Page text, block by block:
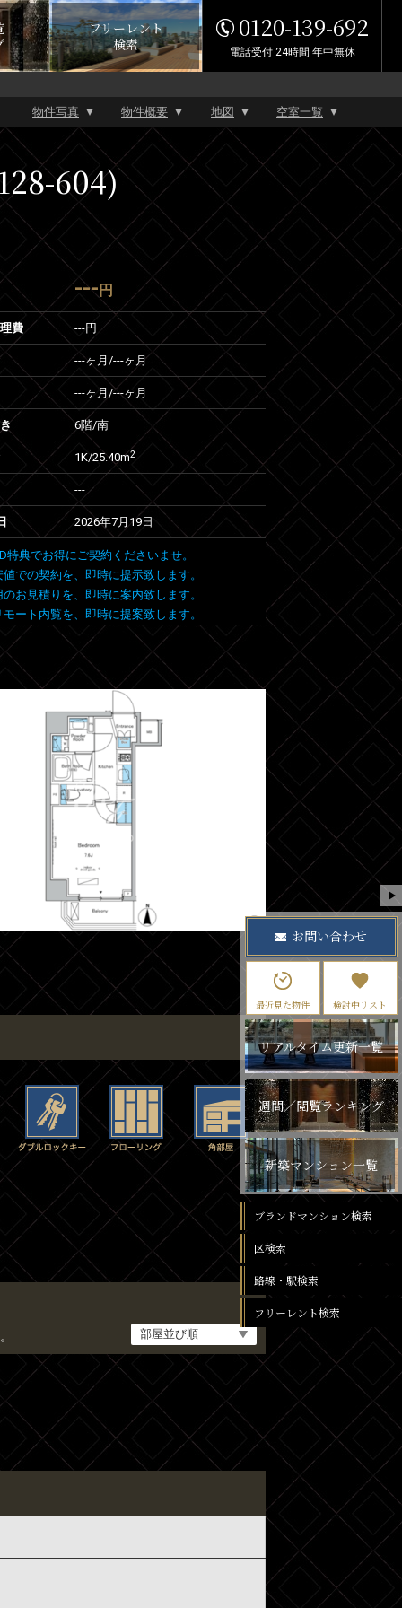
フリーレント
検索
0120-139-692
電話受付 24時間 年中無休
物件写真 物件概要 地図 空室一覧
604)
--- 円
費 ---円
---ヶ月 /---ヶ月
---ヶ月 /---ヶ月
6階/南
1K/25.40m2
---
2026年7月19日
特典でお得にご契約くださいませ。
での契約を、即時に提示致します。
お見積りを、即時に案内致します。
ート内覧を、即時に提案致します。
お問い合わせ
最近見た物件 検討中リスト
リアルタイム更新一覧
週間／閲覧ランキング
新築マンション一覧
ブランドマンション検索
区検索
路線・駅検索
フリーレント検索